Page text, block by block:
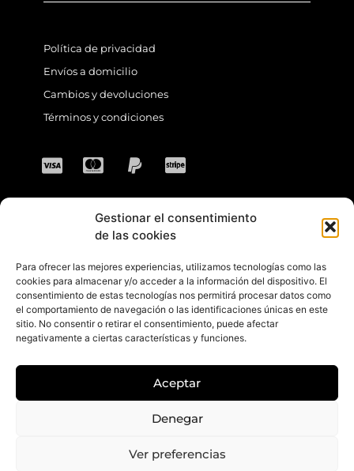
Gestionar el consentimiento
de las cookies
Para ofrecer las mejores experiencias, utilizamos tecnologías como las
cookies para almacenar y/o acceder a la información del dispositivo. El
consentimiento de estas tecnologías nos permitirá procesar datos como
el comportamiento de navegación o las identificaciones únicas en este
sitio. No consentir o retirar el consentimiento, puede afectar
negativamente a ciertas características y funciones.
Aceptar
Denegar
Ver preferencias
Política de privacidad
Envíos a domicilio
Cambios y devoluciones
Términos y condiciones
CONTACTO
Dirección: C. Sta. María Magdalena, 14,
41701 Dos Hermanas, Sevilla, España
Teléfono +34 694 46 69 91
hs y 17:30 a 20:30 hs. Sábados de 10:30 a
E-mail: contacto@gretacloset.com